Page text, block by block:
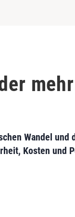
mehr
Wandel und
Kosten und